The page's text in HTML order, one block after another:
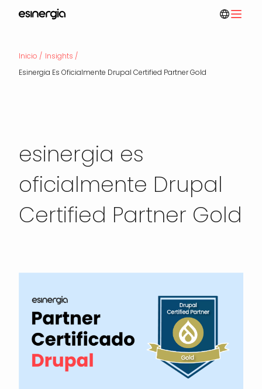
Pasar
principal
Ruta
navegación
Inicio
Insights
Esinergia Es Oficialmente Drupal Certified Partner Gold
esinergia es
oficialmente Drupal
Certified Partner Gold